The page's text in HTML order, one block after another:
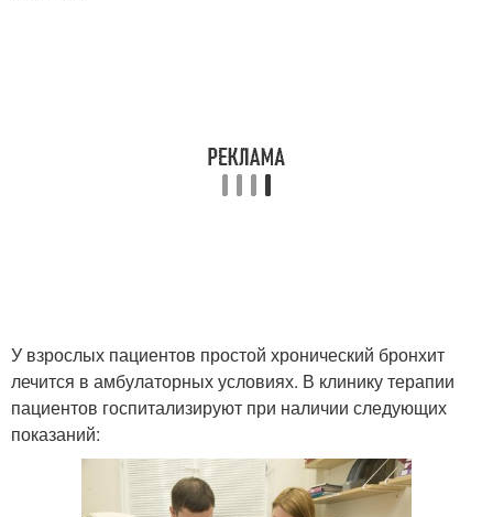
У взрослых пациентов простой хронический бронхит
лечится в амбулаторных условиях. В клинику терапии
пациентов госпитализируют при наличии следующих
показаний: